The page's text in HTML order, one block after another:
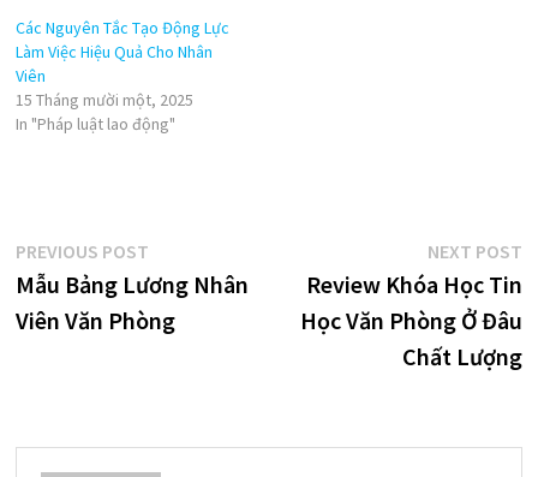
Các Nguyên Tắc Tạo Động Lực
Làm Việc Hiệu Quả Cho Nhân
Viên
15 Tháng mười một, 2025
In "Pháp luật lao động"
Điều
hướng
PREVIOUS POSTPrevious
post:
Mẫu Bảng Lương Nhân
Viên Văn Phòng
NEXT POST
Review Khóa Học Tin
Học Văn Phòng Ở Đâu
Chất Lượng